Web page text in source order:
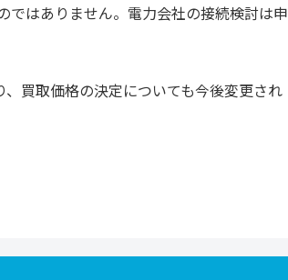
ではありません。電力会社の接続検討は申
買取価格の決定についても今後変更され